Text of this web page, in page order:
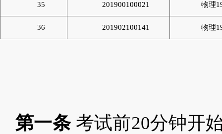
35 201900100021 物理
36 201902100141 物理
第一条考试前20分钟开